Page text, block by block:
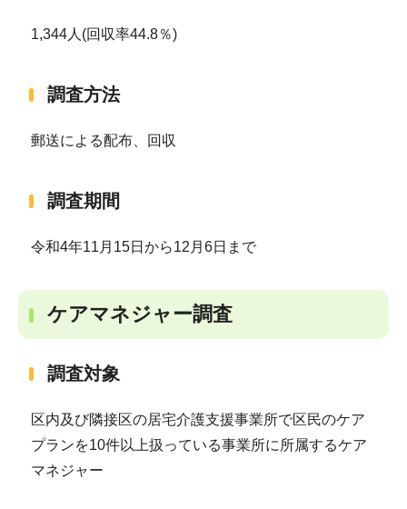
1,344人(回収率44.8％)
調査方法
郵送による配布、回収
調査期間
令和4年11月15日から12月6日まで
ケアマネジャー調査
調査対象
区内及び隣接区の居宅介護支援事業所で区民のケア
プランを10件以上扱っている事業所に所属するケア
マネジャー